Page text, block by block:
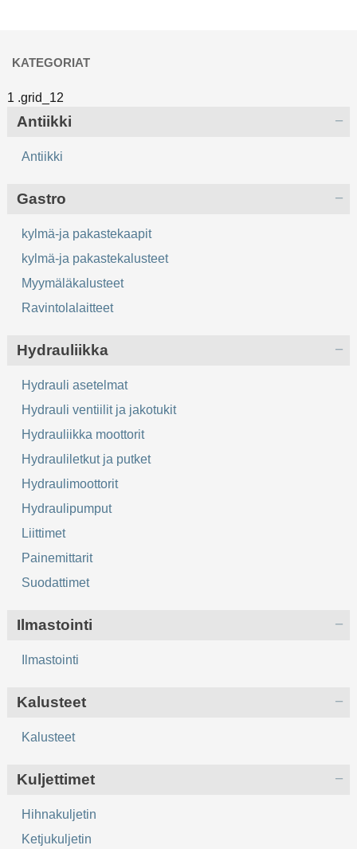
KATEGORIAT
Antiikki
Antiikki
Gastro
kylmä-ja pakastekaapit
kylmä-ja pakastekalusteet
Myymäläkalusteet
Ravintolalaitteet
Hydrauliikka
Hydrauli asetelmat
Hydrauli ventiilit ja jakotukit
Hydrauliikka moottorit
Hydrauliletkut ja putket
Hydraulimoottorit
Hydraulipumput
Liittimet
Painemittarit
Suodattimet
Ilmastointi
Ilmastointi
Kalusteet
Kalusteet
Kuljettimet
Hihnakuljetin
Ketjukuljetin